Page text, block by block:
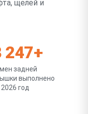
щелей и
247+
задней
выполнено
год